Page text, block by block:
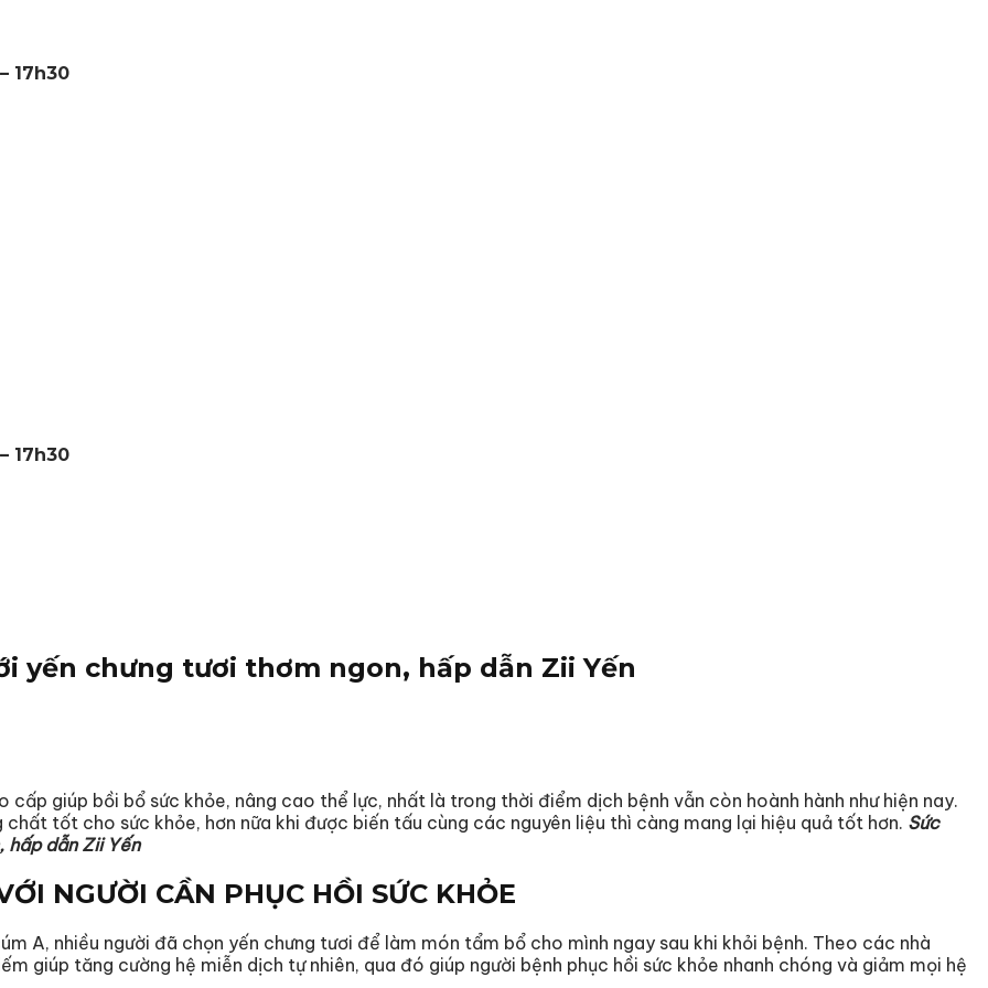
17h30
17h30
yến chưng tươi thơm ngon, hấp dẫn Zii Yến
giúp bồi bổ sức khỏe, nâng cao thể lực, nhất là trong thời điểm dịch bệnh vẫn còn hoành hành như hiện nay.
tốt cho sức khỏe, hơn nữa khi được biến tấu cùng các nguyên liệu thì càng mang lại hiệu quả tốt hơn. Sức
hấp dẫn Zii Yến
NGƯỜI CẦN PHỤC HỒI SỨC KHỎE
A, nhiều người đã chọn yến chưng tươi để làm món tẩm bổ cho mình ngay sau khi khỏi bệnh. Theo các nhà
giúp tăng cường hệ miễn dịch tự nhiên, qua đó giúp người bệnh phục hồi sức khỏe nhanh chóng và giảm mọi hệ